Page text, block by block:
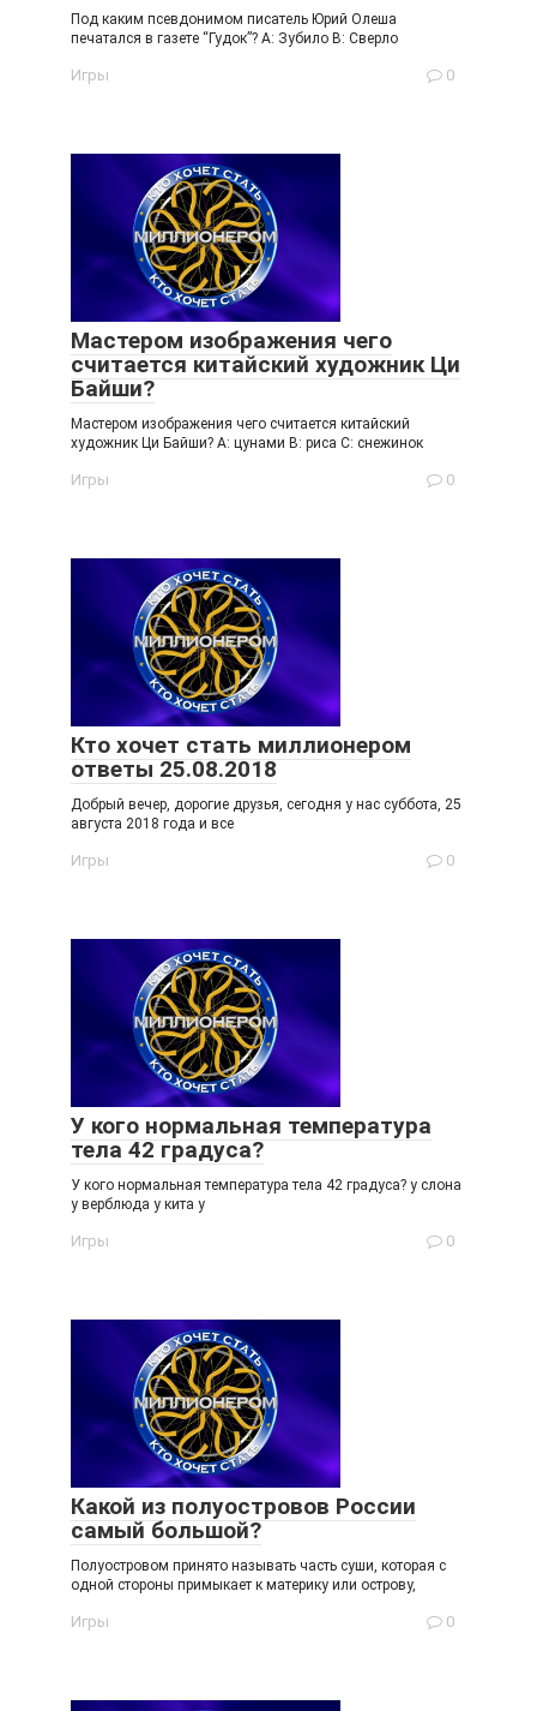
Под каким псевдонимом писатель Юрий Олеша
печатался в газете “Гудок”? A: Зубило B: Сверло
Игры 0
Мастером изображения чего
считается китайский художник Ци
Байши?
Мастером изображения чего считается китайский
художник Ци Байши? A: цунами B: риса C: снежинок
Игры 0
Кто хочет стать миллионером
ответы 25.08.2018
Добрый вечер, дорогие друзья, сегодня у нас суббота, 25
августа 2018 года и все
Игры 0
У кого нормальная температура
тела 42 градуса?
У кого нормальная температура тела 42 градуса? у слона
у верблюда у кита у
Игры 0
Какой из полуостровов России
самый большой?
Полуостровом принято называть часть суши, которая с
одной стороны примыкает к материку или острову,
Игры 0